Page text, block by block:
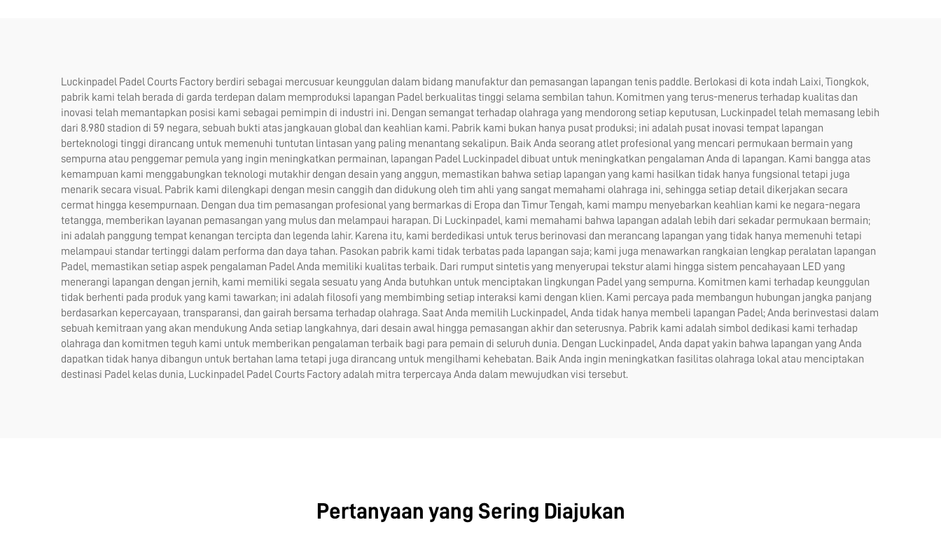
Luckinpadel Padel Courts Factory berdiri sebagai mercusuar keunggulan dalam bidang manufaktur dan pemasangan lapangan tenis paddle. Berlokasi di kota indah Laixi, Tiongkok,
pabrik kami telah berada di garda terdepan dalam memproduksi lapangan Padel berkualitas tinggi selama sembilan tahun. Komitmen yang terus-menerus terhadap kualitas dan
inovasi telah memantapkan posisi kami sebagai pemimpin di industri ini. Dengan semangat terhadap olahraga yang mendorong setiap keputusan, Luckinpadel telah memasang lebih
dari 8.980 stadion di 59 negara, sebuah bukti atas jangkauan global dan keahlian kami. Pabrik kami bukan hanya pusat produksi; ini adalah pusat inovasi tempat lapangan
berteknologi tinggi dirancang untuk memenuhi tuntutan lintasan yang paling menantang sekalipun. Baik Anda seorang atlet profesional yang mencari permukaan bermain yang
sempurna atau penggemar pemula yang ingin meningkatkan permainan, lapangan Padel Luckinpadel dibuat untuk meningkatkan pengalaman Anda di lapangan. Kami bangga atas
kemampuan kami menggabungkan teknologi mutakhir dengan desain yang anggun, memastikan bahwa setiap lapangan yang kami hasilkan tidak hanya fungsional tetapi juga
menarik secara visual. Pabrik kami dilengkapi dengan mesin canggih dan didukung oleh tim ahli yang sangat memahami olahraga ini, sehingga setiap detail dikerjakan secara
cermat hingga kesempurnaan. Dengan dua tim pemasangan profesional yang bermarkas di Eropa dan Timur Tengah, kami mampu menyebarkan keahlian kami ke negara-negara
tetangga, memberikan layanan pemasangan yang mulus dan melampaui harapan. Di Luckinpadel, kami memahami bahwa lapangan adalah lebih dari sekadar permukaan bermain;
ini adalah panggung tempat kenangan tercipta dan legenda lahir. Karena itu, kami berdedikasi untuk terus berinovasi dan merancang lapangan yang tidak hanya memenuhi tetapi
melampaui standar tertinggi dalam performa dan daya tahan. Pasokan pabrik kami tidak terbatas pada lapangan saja; kami juga menawarkan rangkaian lengkap peralatan lapangan
Padel, memastikan setiap aspek pengalaman Padel Anda memiliki kualitas terbaik. Dari rumput sintetis yang menyerupai tekstur alami hingga sistem pencahayaan LED yang
menerangi lapangan dengan jernih, kami memiliki segala sesuatu yang Anda butuhkan untuk menciptakan lingkungan Padel yang sempurna. Komitmen kami terhadap keunggulan
tidak berhenti pada produk yang kami tawarkan; ini adalah filosofi yang membimbing setiap interaksi kami dengan klien. Kami percaya pada membangun hubungan jangka panjang
berdasarkan kepercayaan, transparansi, dan gairah bersama terhadap olahraga. Saat Anda memilih Luckinpadel, Anda tidak hanya membeli lapangan Padel; Anda berinvestasi dalam
sebuah kemitraan yang akan mendukung Anda setiap langkahnya, dari desain awal hingga pemasangan akhir dan seterusnya. Pabrik kami adalah simbol dedikasi kami terhadap
olahraga dan komitmen teguh kami untuk memberikan pengalaman terbaik bagi para pemain di seluruh dunia. Dengan Luckinpadel, Anda dapat yakin bahwa lapangan yang Anda
dapatkan tidak hanya dibangun untuk bertahan lama tetapi juga dirancang untuk mengilhami kehebatan. Baik Anda ingin meningkatkan fasilitas olahraga lokal atau menciptakan
destinasi Padel kelas dunia, Luckinpadel Padel Courts Factory adalah mitra terpercaya Anda dalam mewujudkan visi tersebut.
Pertanyaan yang Sering Diajukan